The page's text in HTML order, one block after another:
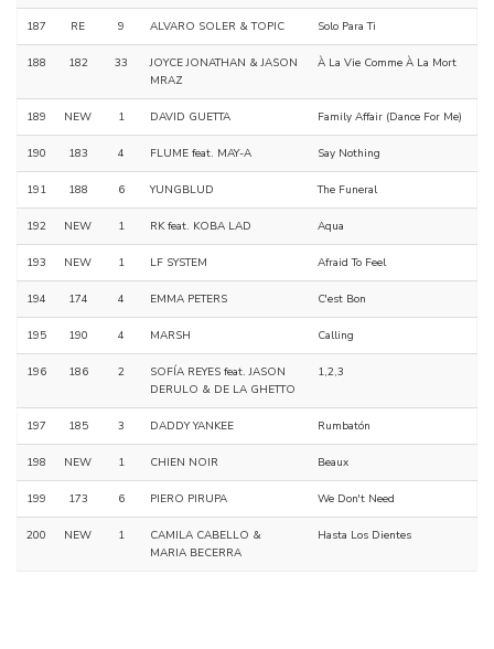
187 RE 9 ALVARO SOLER & TOPIC Solo Para Ti
188 182 33
JOYCE JONATHAN & JASON
MRAZ
À La Vie Comme À La Mort
189 NEW 1 DAVID GUETTA Family Affair (Dance For Me)
190 183 4 FLUME feat. MAY-A Say Nothing
191 188 6 YUNGBLUD The Funeral
192 NEW 1 RK feat. KOBA LAD Aqua
193 NEW 1 LF SYSTEM Afraid To Feel
194 174 4 EMMA PETERS C'est Bon
195 190 4 MARSH Calling
196 186 2
SOFÍA REYES feat. JASON
DERULO & DE LA GHETTO
1,2,3
197 185 3 DADDY YANKEE Rumbatón
198 NEW 1 CHIEN NOIR Beaux
199 173 6 PIERO PIRUPA We Don't Need
200 NEW 1
CAMILA CABELLO &
MARIA BECERRA
Hasta Los Dientes